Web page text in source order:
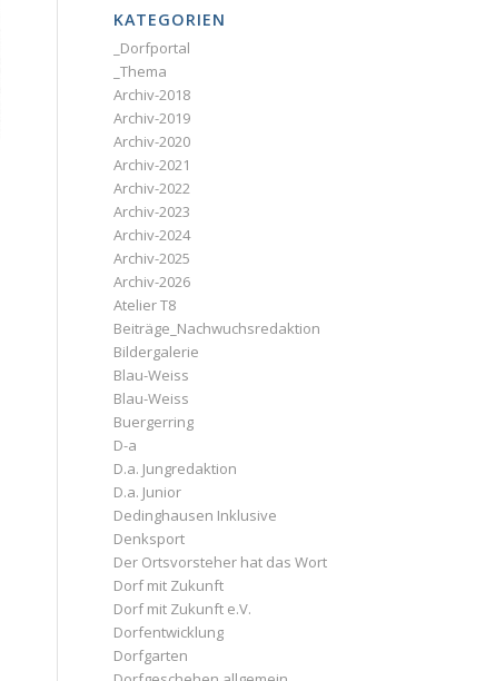
KATEGORIEN
_Dorfportal
_Thema
Archiv-2018
Archiv-2019
Archiv-2020
Archiv-2021
Archiv-2022
Archiv-2023
Archiv-2024
Archiv-2025
Archiv-2026
Atelier T8
Beiträge_Nachwuchsredaktion
Bildergalerie
Blau-Weiss
Blau-Weiss
Buergerring
D-a
D.a. Jungredaktion
D.a. Junior
Dedinghausen Inklusive
Denksport
Der Ortsvorsteher hat das Wort
Dorf mit Zukunft
Dorf mit Zukunft e.V.
Dorfentwicklung
Dorfgarten